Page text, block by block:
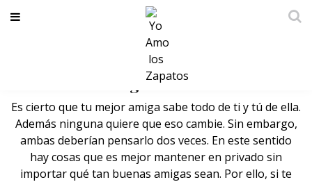
¿Qué tan bueno es que le cuentes
TODO a tu amiga?
Es cierto que tu mejor amiga sabe todo de ti y tú de ella.
Además ninguna quiere que eso cambie. Sin embargo,
ambas deberían pensarlo dos veces. En este sentido
hay cosas que es mejor mantener en privado sin
importar qué tan buenas amigas sean. Por ello, si te